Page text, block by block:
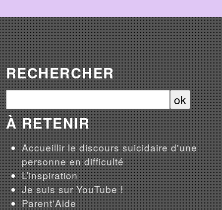
RECHERCHER
À RETENIR
Accueillir le discours suicidaire d'une
personne en difficulté
L’inspiration
Je suis sur YouTube !
Parent'Aide